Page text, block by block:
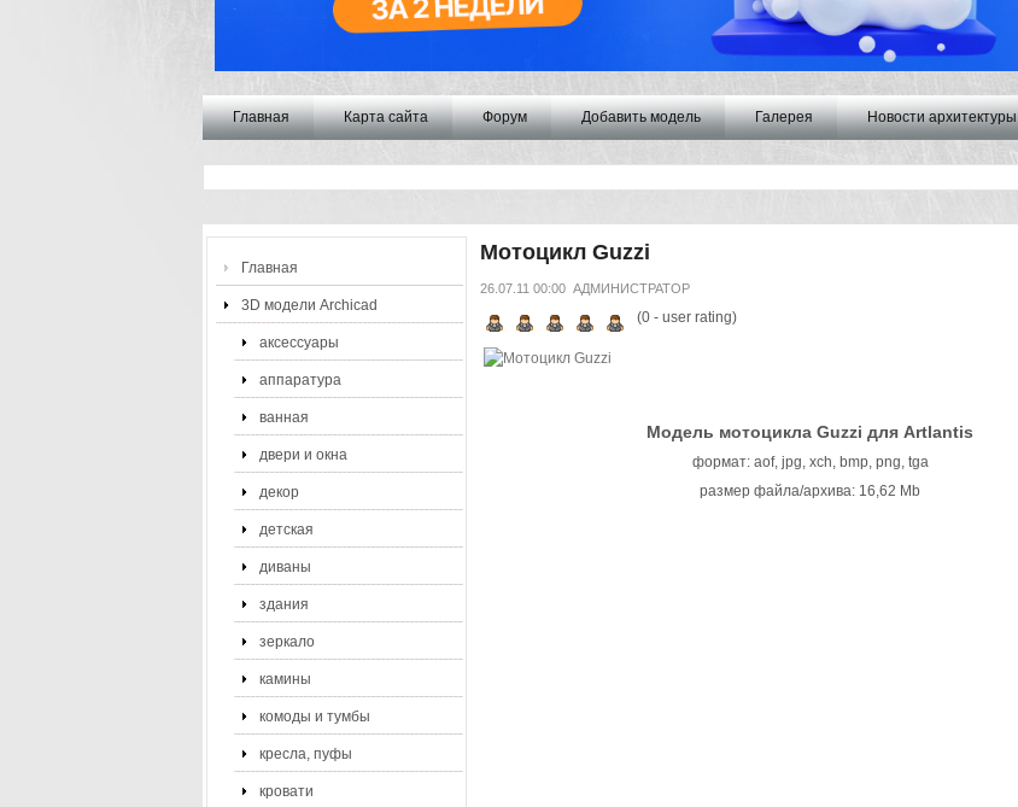
Главная Карта сайта Форум Добавить модель Галерея Новости архитектуры
Главная
3D модели Archicad
аксессуары
аппаратура
ванная
двери и окна
декор
детская
диваны
здания
зеркало
камины
комоды и тумбы
кресла, пуфы
кровати
Мотоцикл Guzzi
26.07.11 00:00 АДМИНИСТРАТОР
(0- user rating)
Модель мотоцикла Guzzi для Artlantis
формат: aof, jpg, xch, bmp, png, tga
размер файла/архива: 16,62 Mb